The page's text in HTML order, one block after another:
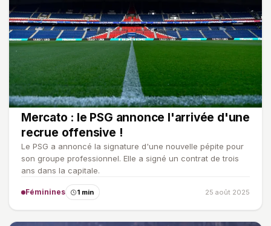
Mercato : le PSG annonce l'arrivée d'une
recrue offensive !
Le PSG a annoncé la signature d'une nouvelle pépite pour
son groupe professionnel. Elle a signé un contrat de trois
ans dans la capitale.
Féminines 1 min 25 août 2025